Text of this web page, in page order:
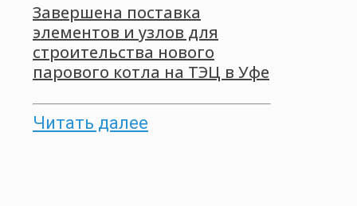
Завершена поставка
элементов и узлов для
строительства нового
парового котла на ТЭЦ в Уфе
Читать далее